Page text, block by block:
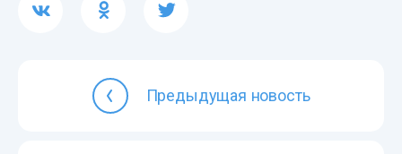
Предыдущая новость